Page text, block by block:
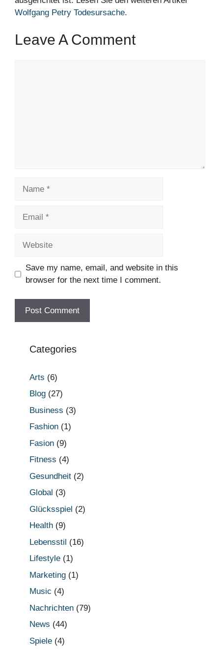
Wolfgang Petry Todesursache.
Leave A Comment
Save my name, email, and website in this
browser for the next time I comment.
Categories
Arts (6)
Blog (27)
Business (3)
Fashion (1)
Fasion (9)
Fitness (4)
Gesundheit (2)
Global (3)
Glücksspiel (2)
Health (9)
Lebensstil (16)
Lifestyle (1)
Marketing (1)
Music (4)
Nachrichten (79)
News (44)
Spiele (4)